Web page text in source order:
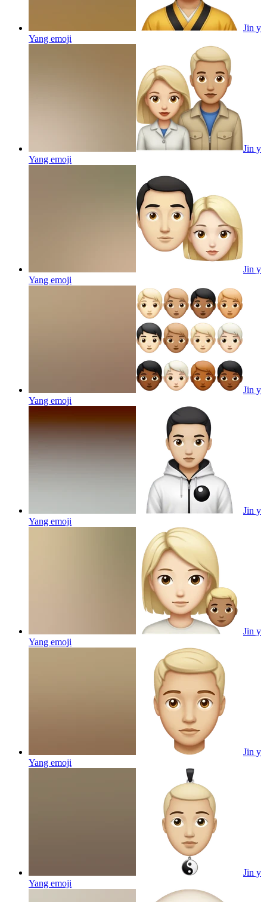
Jin y
Yang emoji
Jin y
Yang emoji
Jin y
Yang emoji
Jin y
Yang emoji
Jin y
Yang emoji
Jin y
Yang emoji
Jin y
Yang emoji
Jin y
Yang emoji